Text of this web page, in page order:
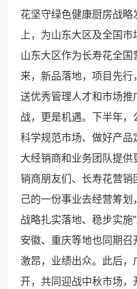
花坚守绿色健康厨房战
上，为山东大区及全国
山东大区作为长寿花全
来，新品落地，项目先
送优秀管理人才和市场推
战，更是机遇。下半年，
科学规范市场、做好产
大经销商和业务团队提供
销商朋友们、长寿花营销
己的一份事业去经营筹
战略扎实落地、稳步实施
安徽、重庆等地也同期
激昂，业绩出众。此后，
开，共同迎战中秋市场，